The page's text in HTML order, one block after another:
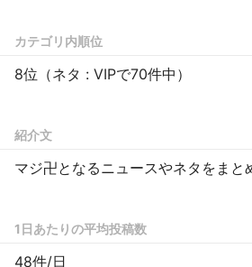
カテゴリ内順位
8位（ネタ : VIPで70件中）
紹介文
マジ卍となるニュースやネタをまと
1日あたりの平均投稿数
48件/日